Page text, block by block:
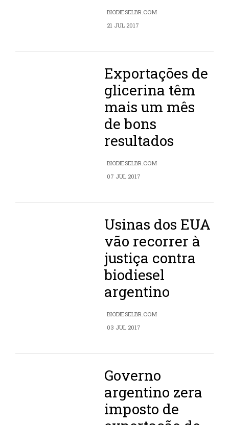
BIODIESELBR.COM
21 JUL 2017
Exportações de
glicerina têm
mais um mês
de bons
resultados
BIODIESELBR.COM
07 JUL 2017
Usinas dos EUA
vão recorrer à
justiça contra
biodiesel
argentino
BIODIESELBR.COM
03 JUL 2017
Governo
argentino zera
imposto de